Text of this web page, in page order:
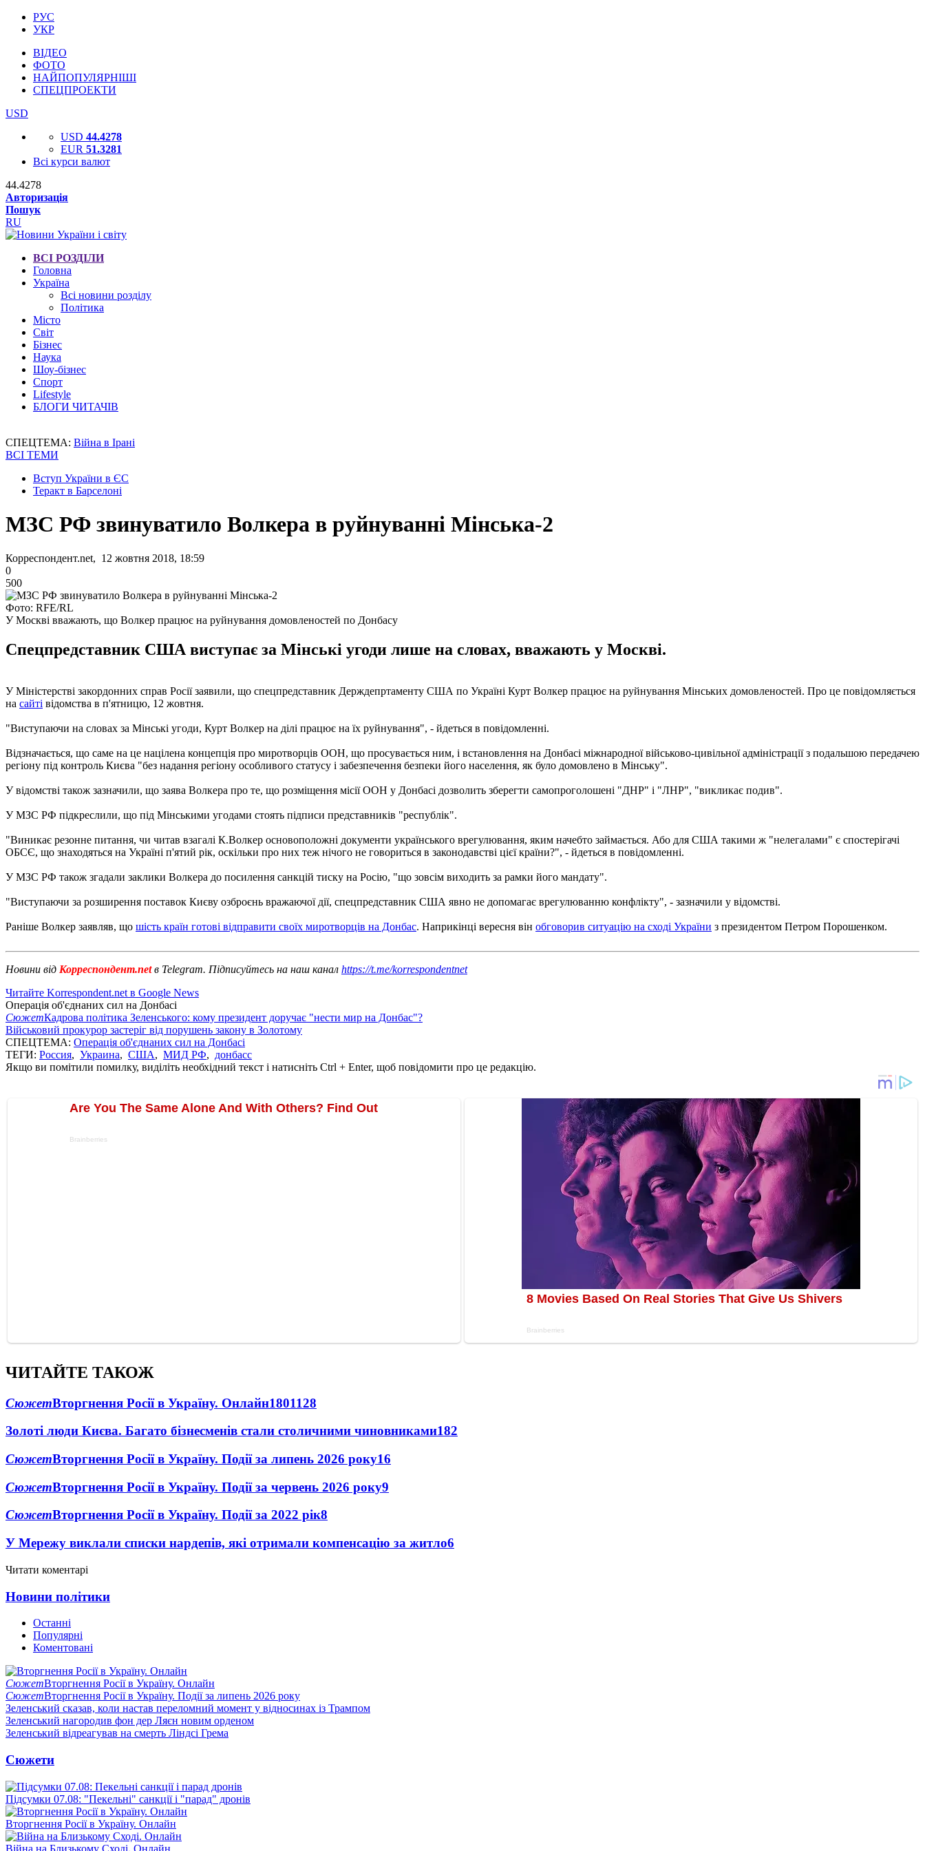
РУС
УКР
ВІДЕО
ФОТО
НАЙПОПУЛЯРНІШІ
СПЕЦПРОЕКТИ
USD
USD 44.4278
EUR 51.3281
Всі курси валют
44.4278
Авторизація
Пошук
RU
ВСІ РОЗДІЛИ
Головна
Україна
Всі новини розділу
Політика
Місто
Світ
Бізнес
Наука
Шоу-бізнес
Спорт
Lifestyle
БЛОГИ ЧИТАЧІВ
СПЕЦТЕМА: Війна в Ірані
ВСІ ТЕМИ
Вступ України в ЄС
Теракт в Барселоні
МЗС РФ звинуватило Волкера в руйнуванні Мінська-2
Корреспондент.net, 12 жовтня 2018, 18:59
0
500
Фото: RFE/RL
У Москві вважають, що Волкер працює на руйнування домовленостей по Донбасу
Спецпредставник США виступає за Мінські угоди лише на словах, вважають у Москві.
У Міністерстві закордонних справ Росії заявили, що спецпредставник Держдепртаменту США по Україні Курт Волкер працює на руйнування Мінських домовленостей. Про це повідомляється
на сайті відомства в п'ятницю, 12 жовтня.
"Виступаючи на словах за Мінські угоди, Курт Волкер на ділі працює на їх руйнування", - йдеться в повідомленні.
Відзначається, що саме на це націлена концепція про миротворців ООН, що просувається ним, і встановлення на Донбасі міжнародної військово-цивільної адміністрації з подальшою передачею
регіону під контроль Києва "без надання регіону особливого статусу і забезпечення безпеки його населення, як було домовлено в Мінську".
У відомстві також зазначили, що заява Волкера про те, що розміщення місії ООН у Донбасі дозволить зберегти самопроголошені "ДНР" і "ЛНР", "викликає подив".
У МЗС РФ підкреслили, що під Мінськими угодами стоять підписи представників "республік".
"Виникає резонне питання, чи читав взагалі К.Волкер основоположні документи українського врегулювання, яким начебто займається. Або для США такими ж "нелегалами" є спостерігачі
ОБСЄ, що знаходяться на Україні п'ятий рік, оскільки про них теж нічого не говориться в законодавстві цієї країни?", - йдеться в повідомленні.
У МЗС РФ також згадали заклики Волкера до посилення санкцій тиску на Росію, "що зовсім виходить за рамки його мандату".
"Виступаючи за розширення поставок Києву озброєнь вражаючої дії, спецпредставник США явно не допомагає врегулюванню конфлікту", - зазначили у відомстві.
Раніше Волкер заявляв, що шість країн готові відправити своїх миротворців на Донбас. Наприкінці вересня він обговорив ситуацію на сході України з президентом Петром Порошенком.
Новини від Корреспондент.netв Telegram. Підписуйтесь на наш канал https://t.me/korrespondentnet
Читайте Korrespondent.net в Google News
Операція об'єднаних сил на Донбасі
СюжетКадрова політика Зеленського: кому президент доручає "нести мир на Донбас"?
Військовий прокурор застеріг від порушень закону в Золотому
СПЕЦТЕМА: Операція об'єднаних сил на Донбасі
ТЕГИ: Россия, Украина, США, МИД РФ, донбасс
Якщо ви помітили помилку, виділіть необхідний текст і натисніть Ctrl + Enter, щоб повідомити про це редакцію.
ЧИТАЙТЕ ТАКОЖ
СюжетВторгнення Росії в Україну. Онлайн1801128
Золоті люди Києва. Багато бізнесменів стали столичними чиновниками182
СюжетВторгнення Росії в Україну. Події за липень 2026 року16
СюжетВторгнення Росії в Україну. Події за червень 2026 року9
СюжетВторгнення Росії в Україну. Події за 2022 рік8
У Мережу виклали списки нардепів, які отримали компенсацію за житло6
Читати коментарі
Новини політики
Останні
Популярні
Коментовані
СюжетВторгнення Росії в Україну. Онлайн
СюжетВторгнення Росії в Україну. Події за липень 2026 року
Зеленський сказав, коли настав переломний момент у відносинах із Трампом
Зеленський нагородив фон дер Ляєн новим орденом
Зеленський відреагував на смерть Ліндсі Грема
Сюжети
Підсумки 07.08: "Пекельні" санкції і "парад" дронів
Вторгнення Росії в Україну. Онлайн
Війна на Близькому Сході. Онлайн